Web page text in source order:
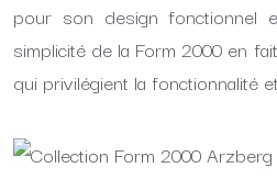
pour son design fonctionnel
simplicité de la Form 2000 en
qui privilégient la fonctionnalité